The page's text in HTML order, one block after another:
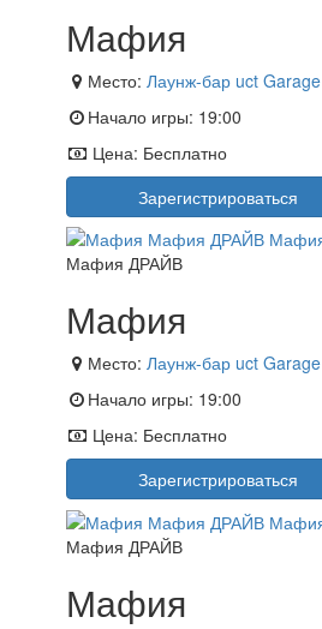
Мафия
Место: Лаунж-бар uct Garage
Начало игры: 19:00
Цена: Бесплатно
Зарегистрироваться
Мафия ДРАЙВ
Мафия
Место: Лаунж-бар uct Garage
Начало игры: 19:00
Цена: Бесплатно
Зарегистрироваться
Мафия ДРАЙВ
Мафия